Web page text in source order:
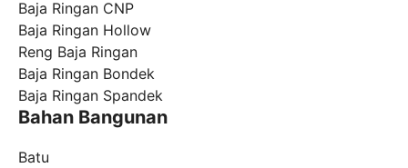
Baja Ringan CNP
Baja Ringan Hollow
Reng Baja Ringan
Baja Ringan Bondek
Baja Ringan Spandek
Bahan Bangunan
Batu